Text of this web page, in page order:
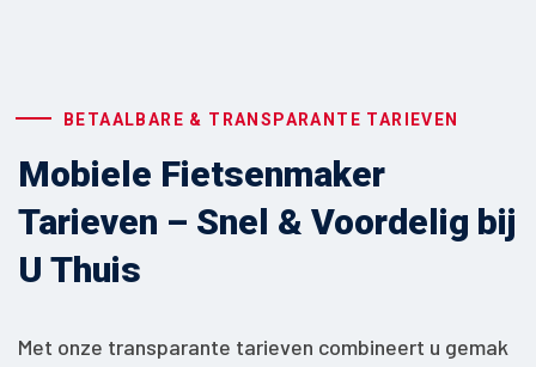
BETAALBARE & TRANSPARANTE TARIEVEN
Mobiele Fietsenmaker
Tarieven – Snel & Voordelig bij
U Thuis
Met onze transparante tarieven combineert u gemak